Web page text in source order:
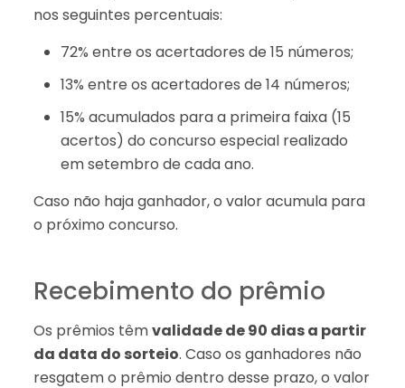
nos seguintes percentuais:
72% entre os acertadores de 15 números;
13% entre os acertadores de 14 números;
15% acumulados para a primeira faixa (15
acertos) do concurso especial realizado
em setembro de cada ano.
Caso não haja ganhador, o valor acumula para
o próximo concurso.
Recebimento do prêmio
Os prêmios têmvalidade de 90 dias a partir
da data do sorteio. Caso os ganhadores não
resgatem o prêmio dentro desse prazo, o valor